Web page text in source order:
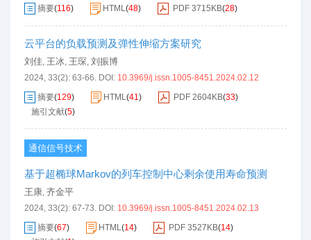
摘要(116) HTML(48) PDF 3715KB(28)
云平台的负载预测及弹性伸缩方案研究
刘佳, 王冰, 王琛, 刘振博
2024, 33(2): 63-66. DOI: 10.3969/j.issn.1005-8451.2024.02.12
摘要(129) HTML(41) PDF 2604KB(33)
施引文献(5)
通信信号技术
基于超椭球Markov的列车控制中心剩余使用寿命预测
王康, 齐金平
2024, 33(2): 67-73. DOI: 10.3969/j.issn.1005-8451.2024.02.13
摘要(67) HTML(14) PDF 3527KB(14)